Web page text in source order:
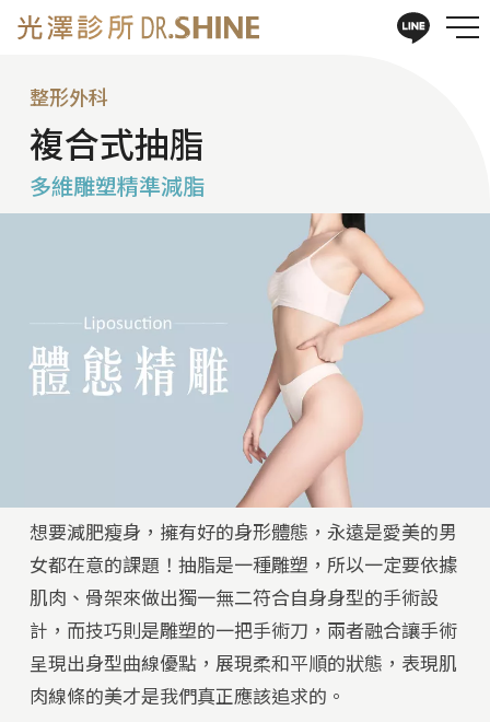
整形外科
複合式抽脂
多維雕塑精準減脂
想要減肥瘦身，擁有好的身形體態，永遠是愛美的男
女都在意的課題！抽脂是一種雕塑，所以一定要依據
肌肉、骨架來做出獨一無二符合自身身型的手術設
計，而技巧則是雕塑的一把手術刀，兩者融合讓手術
呈現出身型曲線優點，展現柔和平順的狀態，表現肌
肉線條的美才是我們真正應該追求的。